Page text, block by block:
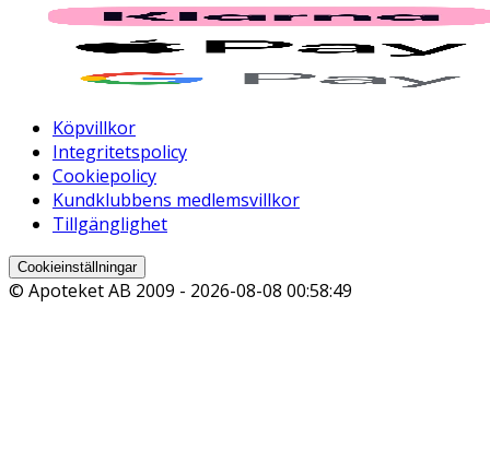
Köpvillkor
Integritetspolicy
Cookiepolicy
Kundklubbens medlemsvillkor
Tillgänglighet
Cookieinställningar
© Apoteket AB 2009 - 2026-08-08 00:58:49